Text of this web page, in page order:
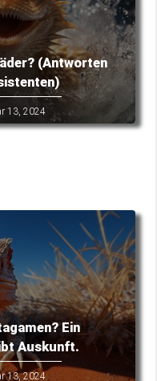
(Antworten
13, 2024
Ein
Auskunft.
13, 2024